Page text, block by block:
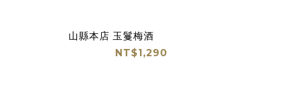
山縣本店 玉鬘梅酒
NT$1,290